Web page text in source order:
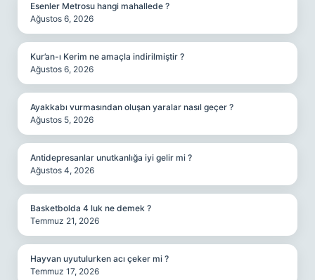
Esenler Metrosu hangi mahallede ?
Ağustos 6, 2026
Kur’an-ı Kerim ne amaçla indirilmiştir ?
Ağustos 6, 2026
Ayakkabı vurmasından oluşan yaralar nasıl geçer ?
Ağustos 5, 2026
Antidepresanlar unutkanlığa iyi gelir mi ?
Ağustos 4, 2026
Basketbolda 4 luk ne demek ?
Temmuz 21, 2026
Hayvan uyutulurken acı çeker mi ?
Temmuz 17, 2026